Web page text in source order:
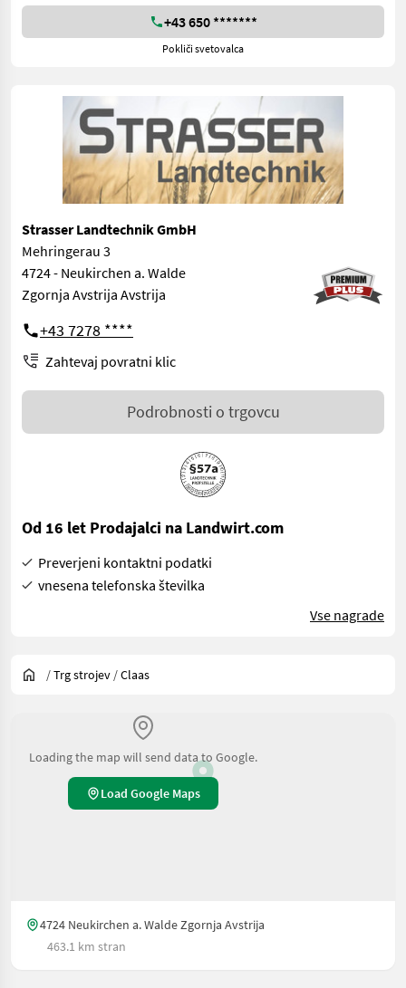
+43 650 *******
Pokliči svetovalca
Strasser Landtechnik GmbH
Mehringerau 3
4724 - Neukirchen a. Walde
Zgornja Avstrija Avstrija
+43 7278 ****
Zahtevaj povratni klic
Podrobnosti o trgovcu
Od 16 let Prodajalci na Landwirt.com
Preverjeni kontaktni podatki
vnesena telefonska številka
Vse nagrade
/Trg strojev /Claas
Loading the map will send data to Google.
Load Google Maps
4724 Neukirchen a. Walde Zgornja Avstrija
463.1 km stran